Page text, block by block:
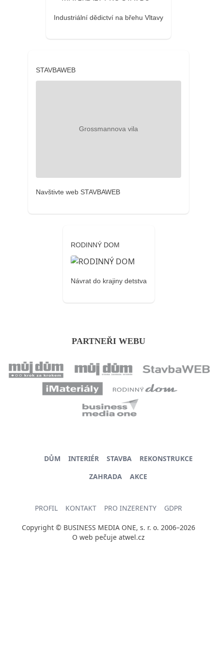
Industriální dědictví na břehu Vltavy
STAVBAWEB
Navštivte web STAVBAWEB
RODINNÝ DOM
Návrat do krajiny detstva
PARTNEŘI WEBU
DŮM INTERIÉR STAVBA
REKONSTRUKCE
ZAHRADA
AKCE
PROFIL KONTAKT PRO INZERENTY GDPR
Copyright © BUSINESS MEDIA ONE, s. r. o. 2006–2026